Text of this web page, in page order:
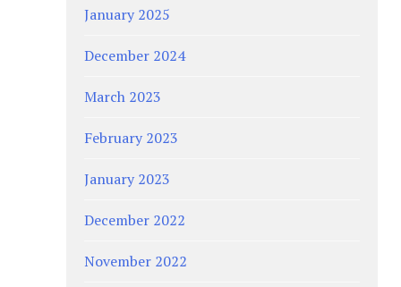
January 2025
December 2024
March 2023
February 2023
January 2023
December 2022
November 2022